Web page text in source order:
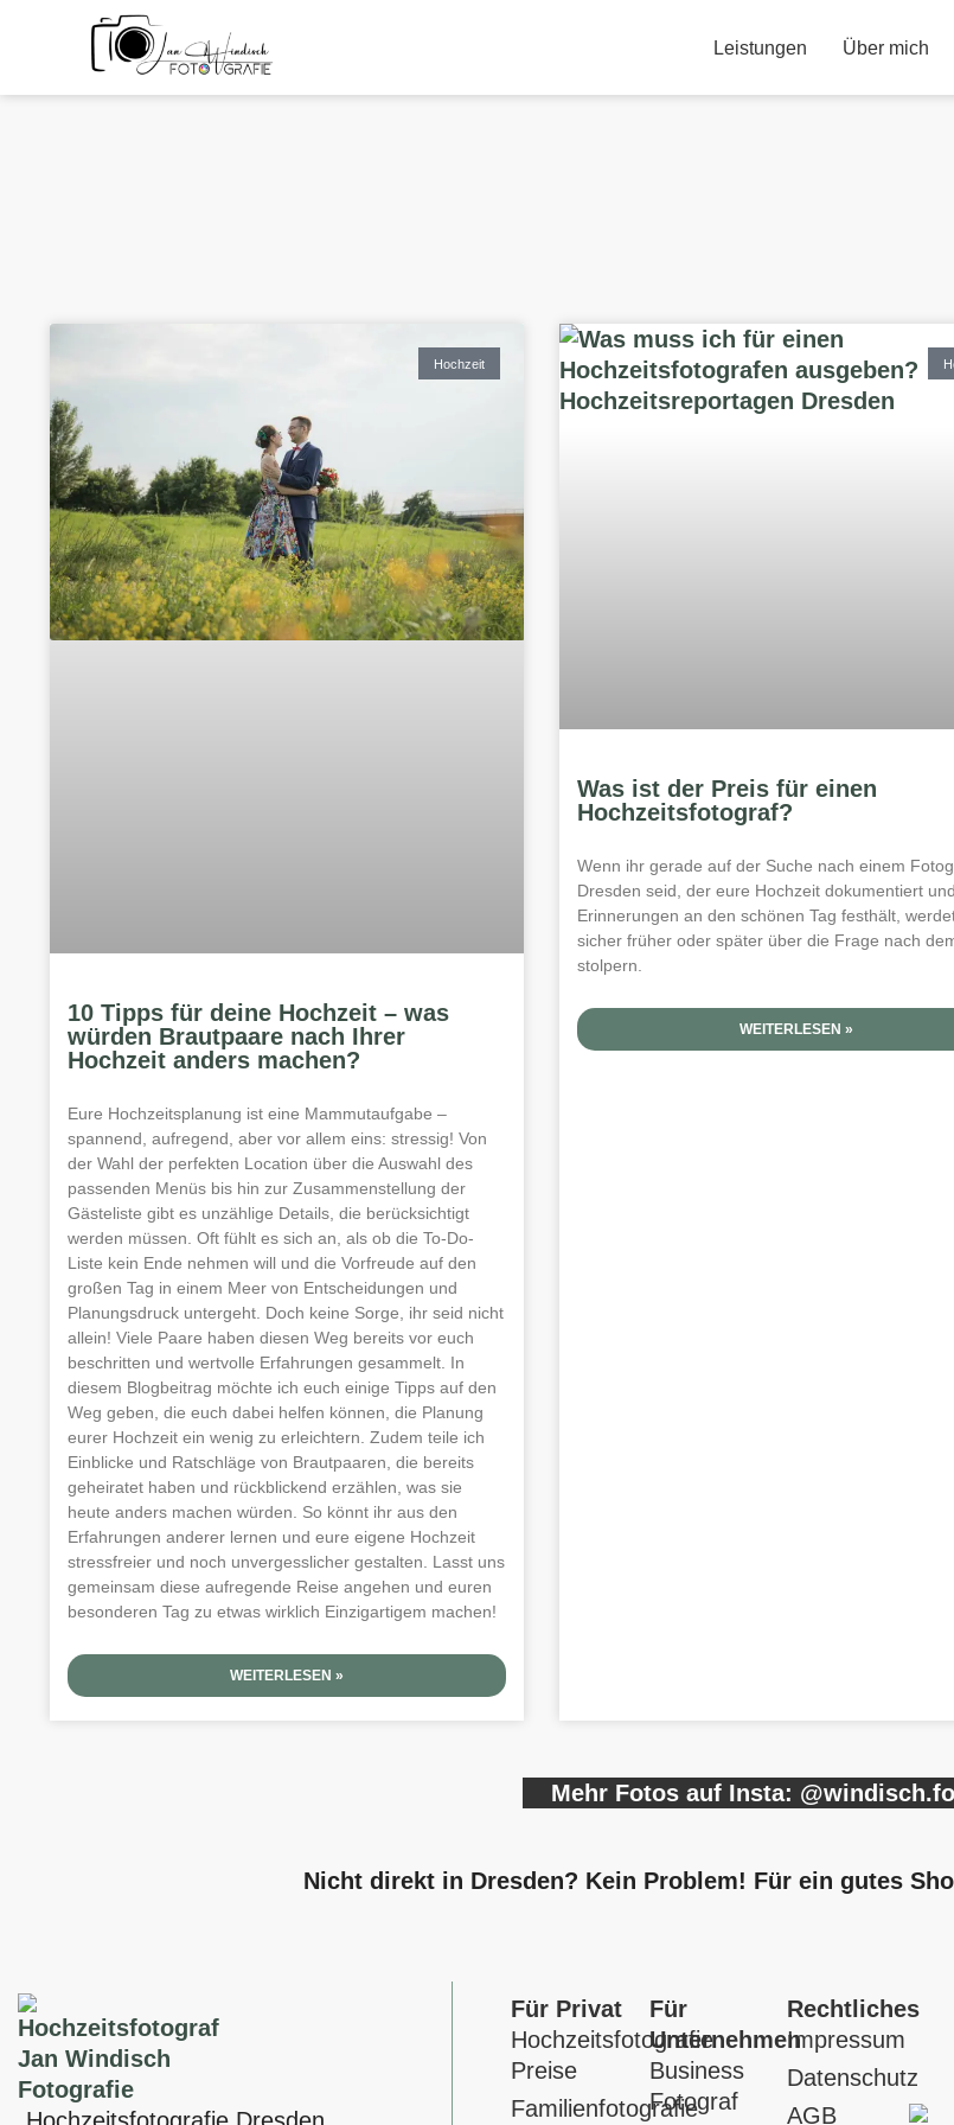
Leistungen Über mich
Hochzeit
10 Tipps für deine Hochzeit – was
würden Brautpaare nach Ihrer
Hochzeit anders machen?
Eure Hochzeitsplanung ist eine Mammutaufgabe –
spannend, aufregend, aber vor allem eins: stressig! Von
der Wahl der perfekten Location über die Auswahl des
passenden Menüs bis hin zur Zusammenstellung der
Gästeliste gibt es unzählige Details, die berücksichtigt
werden müssen. Oft fühlt es sich an, als ob die To-Do-
Liste kein Ende nehmen will und die Vorfreude auf den
großen Tag in einem Meer von Entscheidungen und
Planungsdruck untergeht. Doch keine Sorge, ihr seid nicht
allein! Viele Paare haben diesen Weg bereits vor euch
beschritten und wertvolle Erfahrungen gesammelt. In
diesem Blogbeitrag möchte ich euch einige Tipps auf den
Weg geben, die euch dabei helfen können, die Planung
eurer Hochzeit ein wenig zu erleichtern. Zudem teile ich
Einblicke und Ratschläge von Brautpaaren, die bereits
geheiratet haben und rückblickend erzählen, was sie
heute anders machen würden. So könnt ihr aus den
Erfahrungen anderer lernen und eure eigene Hochzeit
stressfreier und noch unvergesslicher gestalten. Lasst uns
gemeinsam diese aufregende Reise angehen und euren
besonderen Tag zu etwas wirklich Einzigartigem machen!
WEITERLESEN »
Was ist der Preis für einen
Hochzeitsfotograf?
Wenn ihr gerade auf der Suche nach einem
Dresden seid, der eure Hochzeit dokumentiert
Erinnerungen an den schönen Tag festhält,
sicher früher oder später über die Frage nach
stolpern.
WEITERLESEN »
Mehr Fotos auf Insta:
Nicht direkt in Dresden? Kein Problem! Für ein gutes
Für Privat
Hochzeitsfotografie
Preise
Familienfotografie
Für
Unternehmen
Business
Fotograf
Rechtliches
Impressum
Datenschutz
AGB